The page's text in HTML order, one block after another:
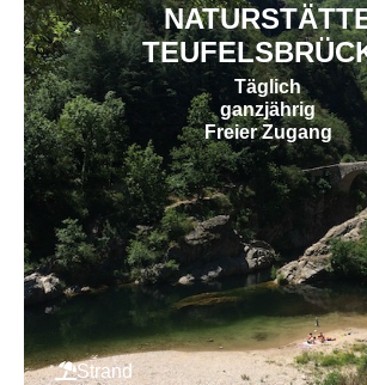
Täglich
ganzjährig
Freier Zugang
Strand